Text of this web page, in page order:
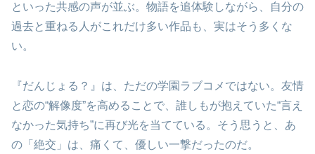
といった共感の声が並ぶ。物語を追体験しながら、自分の
過去と重ねる人がこれだけ多い作品も、実はそう多くな
い。
『だんじょる？』は、ただの学園ラブコメではない。友情
と恋の“解像度”を高めることで、誰しもが抱えていた“言え
なかった気持ち”に再び光を当てている。そう思うと、あ
の「絶交」は、痛くて、優しい一撃だったのだ。